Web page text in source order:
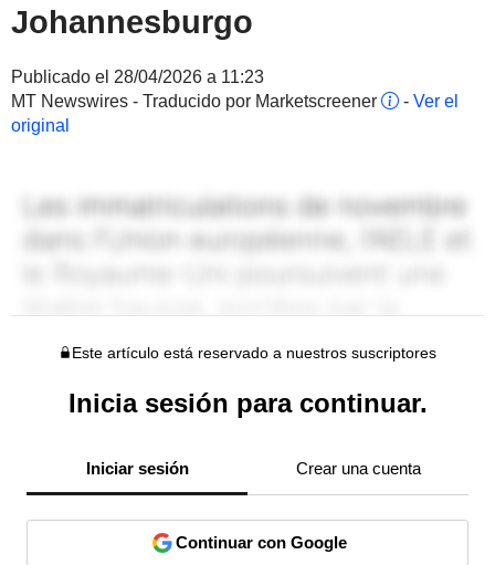
Johannesburgo
Publicado el 28/04/2026 a 11:23
MT Newswires - Traducido por Marketscreener
- Ver el
original
Este artículo está reservado a nuestros suscriptores
Inicia sesión para continuar.
Iniciar sesión Crear una cuenta
Continuar con Google